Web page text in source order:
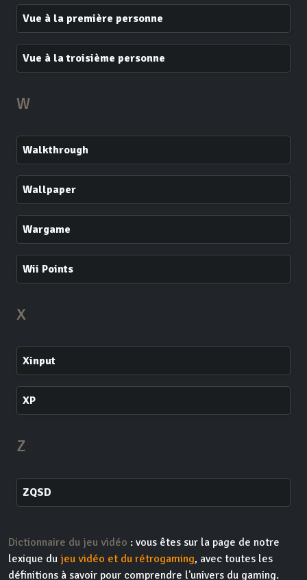
Vue à la première personne
Vue à la troisième personne
W
Walkthrough
Wallpaper
Wargame
Wii Points
X
Xinput
XP
Z
ZQSD
Dictionnaire du jeu vidéo : vous êtes sur la page de notre
lexique du jeu vidéo et du rétrogaming, avec toutes les
définitions à savoir pour comprendre l'univers du gaming.